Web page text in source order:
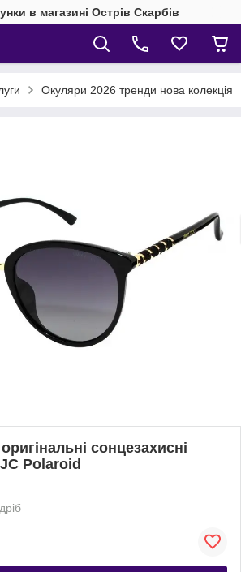
в магазині Острів Скарбів
Окуляри 2026 тренди нова колекція
сонцезахисні
Polaroid